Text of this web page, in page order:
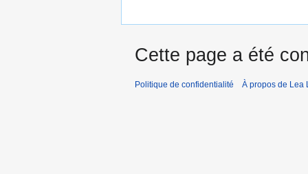
Cette page a été
Politique de confidentialité À propos de Lea